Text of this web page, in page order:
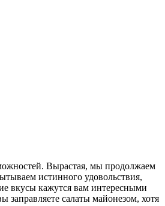
Вырастая, мы продолжаем
истинного удовольствия,
вкусы кажутся вам интересными
салаты майонезом, хотя